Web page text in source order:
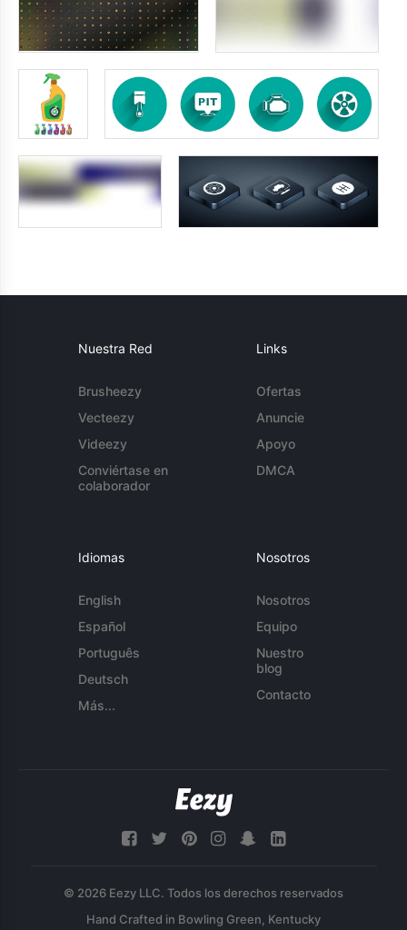
Nuestra Red
Brusheezy
Vecteezy
Videezy
Conviértase en
colaborador
Links
Ofertas
Anuncie
Apoyo
DMCA
Idiomas
English
Español
Português
Deutsch
Más...
Nosotros
Nosotros
Equipo
Nuestro
blog
Contacto
© 2026 Eezy LLC. Todos los derechos reservados